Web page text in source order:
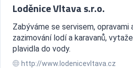
Loděnice Vltava s.r.o.
Zabýváme se servisem,
zazimování lodí a karavanů,
plavidla do vody.
http://www.lodenicevltava.cz